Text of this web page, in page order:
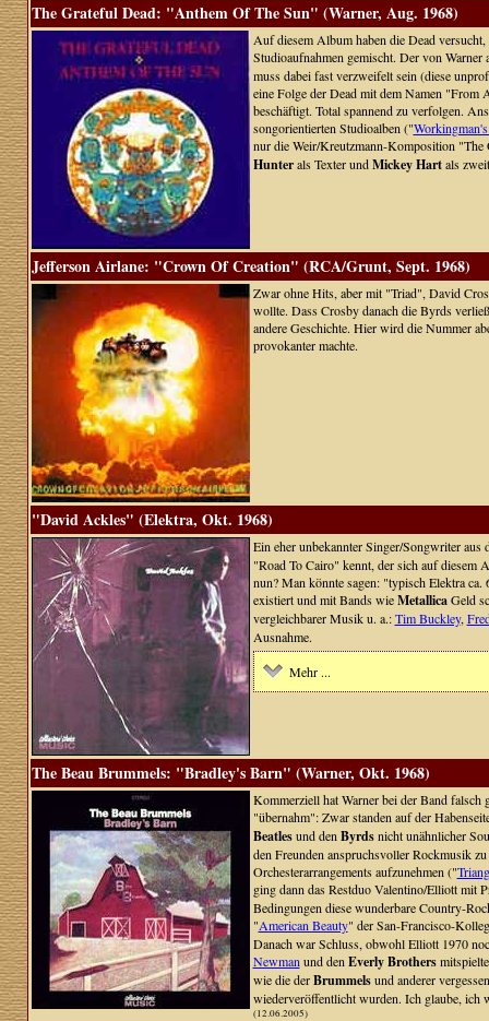
The Grateful Dead: "Anthem Of The Sun" (Warner, Aug. 1968)
Auf diesem Album haben die Dead
Studioaufnahmen gemischt. Der von Warner
muss dabei fast verzweifelt sein (diese
eine Folge der Dead mit dem Namen
beschäftigt. Total spannend zu verfolgen.
songorientierten Studioalben ("
nur die Weir/Kreutzmann-Komposition
Hunterals Texter undMickey Hartals
Jefferson Airlane: "Crown Of Creation" (RCA/Grunt, Sept. 1968)
Zwar ohne Hits, aber mit "Triad", David
wollte. Dass Crosby danach die Byrds
andere Geschichte. Hier wird die Nummer
provokanter machte.
"David Ackles" (Elektra, Okt. 1968)
Ein eher unbekannter Singer/Songwriter
"Road To Cairo" kennt, der sich auf diesem
nun? Man könnte sagen: "typisch Elektra
existiert und mit Bands wieMetallicaGeld
vergleichbarer Musik u. a.:Tim Buckley,
Ausnahme.
Mehr ...
The Beau Brummels: "Bradley's Barn" (Warner, Okt. 1968)
Kommerziell hat Warner bei der Band falsch
"übernahm": Zwar standen auf der
Beatlesund den Byrdsnicht unähnlicher
den Freunden anspruchsvoller Rockmusik
Orchesterarrangements aufzunehmen ("
ging dann das Restduo Valentino/Elliott mit
Bedingungen diese wunderbare Country-
"American Beauty" der San-Francisco-
Danach war Schluss, obwohl Elliott 1970
Newman und den Everly Brothers
wie die derBrummelsund anderer
wiederveröffentlicht wurden. Ich glaube, ich
(12.06.2005)